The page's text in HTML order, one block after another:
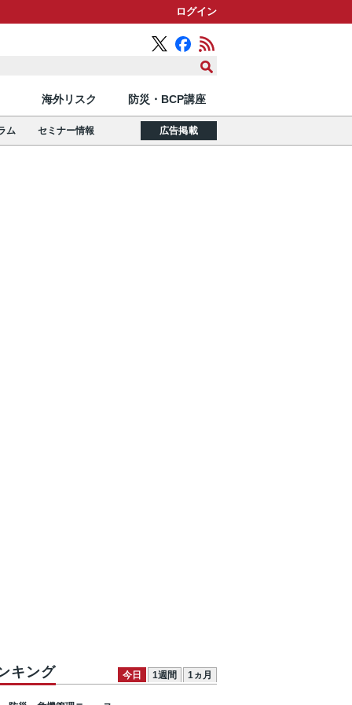
ログイン
海外リスク 防災・BCP講座
ム セミナー情報 広告掲載
キング 今日 1週間 1ヵ月